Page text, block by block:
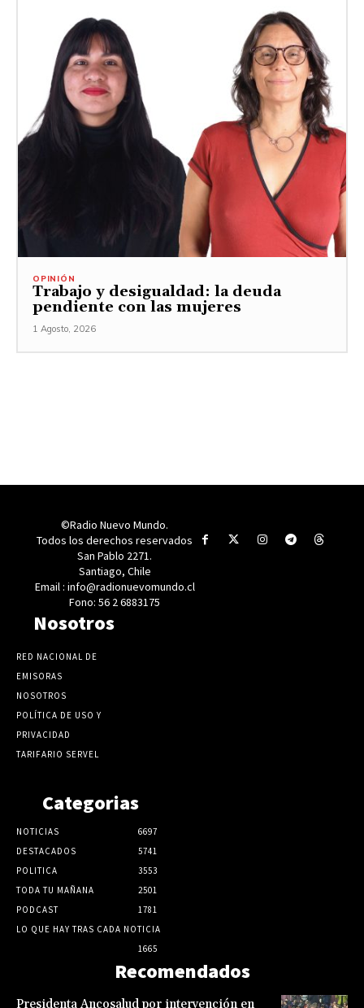
OPINIÓN
Trabajo y desigualdad: la deuda
pendiente con las mujeres
1 Agosto, 2026
©Radio Nuevo Mundo.
Todos los derechos reservados
San Pablo 2271.
Santiago, Chile
Email : info@radionuevomundo.cl
Fono: 56 2 6883175
Nosotros
RED NACIONAL DE
EMISORAS
NOSOTROS
POLÍTICA DE USO Y
PRIVACIDAD
TARIFARIO SERVEL
Categorias
NOTICIAS
6697
DESTACADOS
5741
POLITICA
3553
TODA TU MAÑANA
2501
PODCAST
1781
LO QUE HAY TRAS CADA NOTICIA
1665
Recomendados
Presidenta Ancosalud por intervención en